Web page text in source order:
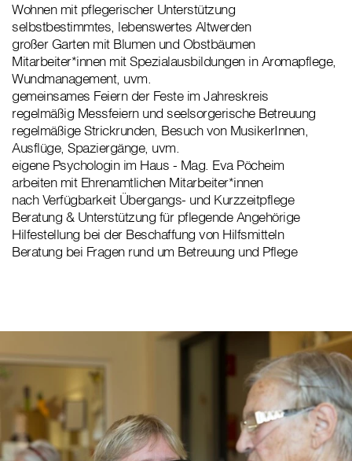
Wohnen mit pflegerischer Unterstützung
selbstbestimmtes, lebenswertes Altwerden
großer Garten mit Blumen und Obstbäumen
Mitarbeiter*innen mit Spezialausbildungen in Aromapflege,
Wundmanagement, uvm.
gemeinsames Feiern der Feste im Jahreskreis
regelmäßig Messfeiern und seelsorgerische Betreuung
regelmäßige Strickrunden, Besuch von MusikerInnen,
Ausflüge, Spaziergänge, uvm.
eigene Psychologin im Haus - Mag. Eva Pöcheim
arbeiten mit Ehrenamtlichen Mitarbeiter*innen
nach Verfügbarkeit Übergangs- und Kurzzeitpflege
Beratung & Unterstützung für pflegende Angehörige
Hilfestellung bei der Beschaffung von Hilfsmitteln
Beratung bei Fragen rund um Betreuung und Pflege